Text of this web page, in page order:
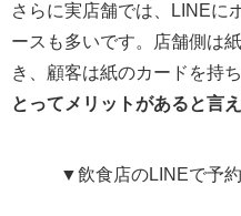
さらに実店舗では、LINEに
ースも多いです。店舗側は
き、顧客は紙のカードを持
とってメリットがあると言
▼飲食店のLINEで予